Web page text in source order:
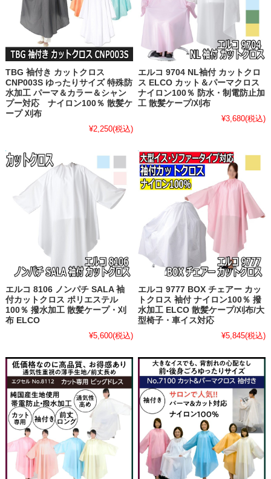
TBG 袖付き カットクロス
CNP003S ゆったりサイズ 特殊防
水加工 パーマ＆カラー＆シャン
プー対応 ナイロン100％ 散髪ケ
ープ 刈布
¥2,250(税込)
エルコ 9704 NL袖付 カットクロ
ス ELCO カット＆パーマクロス
ナイロン100％ 防水・制電防止加
工 散髪ケープ/刈布
¥3,680(税込)
エルコ 8106 ノンパチ SALA 袖
付カットクロス ポリエステル
100％ 撥水加工 散髪ケープ・刈
布 ELCO
¥5,600(税込)
エルコ 9777 BOX チェアー カッ
トクロス 袖付 ナイロン100％ 撥
水加工 ELCO 散髪ケープ/刈布/大
型椅子・車イス対応
¥5,845(税込)